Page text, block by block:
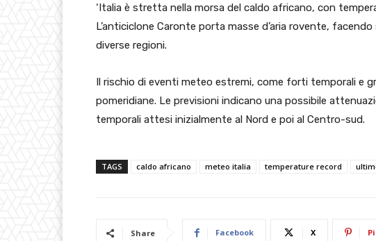
‘Italia è stretta nella morsa del caldo africano, con
L’anticiclone Caronte porta masse d’aria rovente,
diverse regioni.
Il rischio di eventi meteo estremi, come forti temporali e
pomeridiane. Le previsioni indicano una possibile
temporali attesi inizialmente al Nord e poi al Centro-sud.
TAGS caldo africano meteo italia temperature record
Share Facebook X